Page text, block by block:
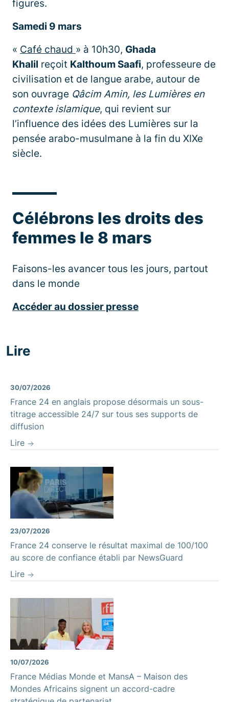
figures.
Samedi 9 mars
« Café chaud » à 10h30, Ghada
Khalil reçoit Kalthoum Saafi, professeure de
civilisation et de langue arabe, autour de
son ouvrage Qâcim Amin, les Lumières en
contexte islamique, qui revient sur
l’influence des idées des Lumières sur la
pensée arabo-musulmane à la fin du XIXe
siècle.
Célébrons les droits des
femmes le 8 mars
Faisons-les avancer tous les jours, partout
dans le monde
Accéder au dossier presse
Lire
30/07/2026
France 24 en anglais propose désormais un sous-
titrage accessible 24/7 sur tous ses supports de
diffusion
Lire
23/07/2026
France 24 conserve le résultat maximal de 100/100
au score de confiance établi par NewsGuard
Lire
10/07/2026
France Médias Monde et MansA – Maison des
Mondes Africains signent un accord-cadre